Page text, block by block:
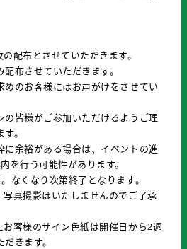
配布とさせていただきます。
布させていただきます。
めのお客様にはお声がけをさせてい
の皆様がご参加いただけるようご理
。
に余裕がある場合は、イベントの進
を行う可能性があります。
なくなり次第終了となります。
真撮影はいたしませんのでご了承
客様のサイン色紙は開催日から2週
きます。